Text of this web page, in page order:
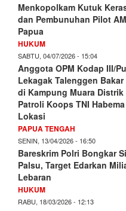
Menkopolkam Kutuk
dan Pembunuhan Pilot
Papua
HUKUM
SABTU, 04/07/2026 - 15:04
Anggota OPM Kodap III/
Lekagak Talenggen Bakar
di Kampung Muara Distrik
Patroli Koops TNI
Lokasi
PAPUA TENGAH
SENIN, 13/04/2026 - 16:50
Bareskrim Polri Bongkar
Palsu, Target Edarkan
Lebaran
HUKUM
RABU, 18/03/2026 - 12:13